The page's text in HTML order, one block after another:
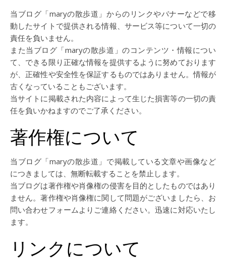
当ブログ「maryの散歩道」からのリンクやバナーなどで移
動したサイトで提供される情報、サービス等について一切の
責任を負いません。
また当ブログ「maryの散歩道」のコンテンツ・情報につい
て、できる限り正確な情報を提供するように努めております
が、正確性や安全性を保証するものではありません。情報が
古くなっていることもございます。
当サイトに掲載された内容によって生じた損害等の一切の責
任を負いかねますのでご了承ください。
著作権について
当ブログ「maryの散歩道」で掲載している文章や画像など
につきましては、無断転載することを禁止します。
当ブログは著作権や肖像権の侵害を目的としたものではあり
ません。著作権や肖像権に関して問題がございましたら、お
問い合わせフォームよりご連絡ください。迅速に対応いたし
ます。
リンクについて